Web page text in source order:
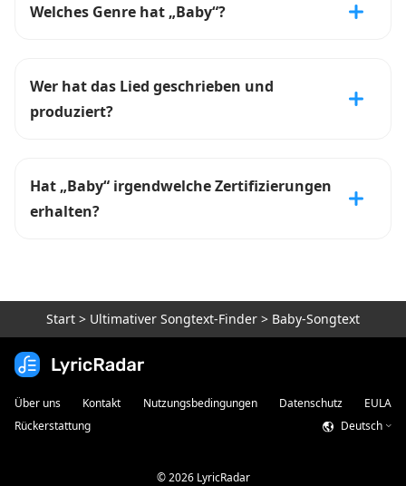
Welches Genre hat „Baby“?
Wer hat das Lied geschrieben und
produziert?
Hat „Baby“ irgendwelche Zertifizierungen
erhalten?
Start > Ultimativer Songtext-Finder > Baby-Songtext
Über uns Kontakt Nutzungsbedingungen Datenschutz
EULA
Rückerstattung
Deutsch
©2026LyricRadar